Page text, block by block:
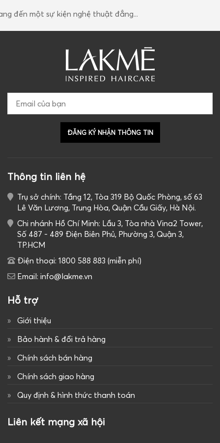
Thông tin liên hệ
Trụ sở chính: Tầng 12, Tòa 319 Bộ Quốc Phòng, số 63
Lê Văn Lương, Trung Hòa, Quận Cầu Giấy, Hà Nội.
Chi nhánh Hồ Chí Minh: Lầu 3, Tòa nhà Vina2 Tower,
Số 487 - 489 Điện Biên Phủ, Phường 3, Quận 3,
TP.HCM
Điện thoại: 1800 588 883 (miễn phí)
Email: info@lakme.vn
Hỗ trợ
Giới thiệu
Bảo hành & đổi trả hàng
Chính sách bán hàng
Chính sách giao hàng
Quy định & hình thức thanh toán
Liên kết mạng xã hội